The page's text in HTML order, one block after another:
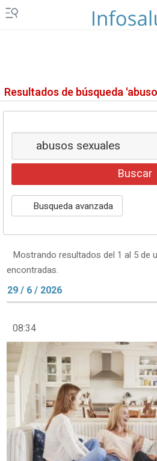
Resultados de búsqueda
Busqueda avanzada
Mostrando resultados del 1 al 5 de
encontradas.
29 / 6 / 2026
08:34